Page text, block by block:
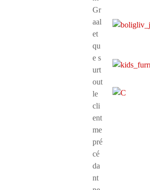
Gr
aal
et
qu
e s
urt
out
le
cli
ent
me
pré
cé
da
nt